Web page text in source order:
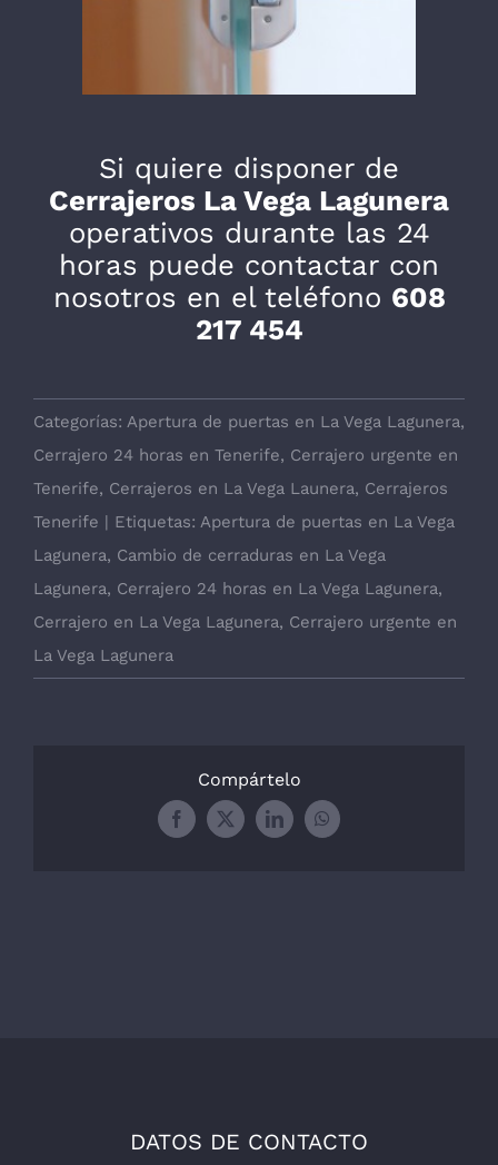
Si quiere disponer de
Cerrajeros La Vega Lagunera
operativos durante las 24
horas puede contactar con
nosotros en el teléfono 608
217 454
Categorías: Apertura de puertas en La Vega Lagunera,
Cerrajero 24 horas en Tenerife, Cerrajero urgente en
Tenerife, Cerrajeros en La Vega Launera, Cerrajeros
Tenerife | Etiquetas: Apertura de puertas en La Vega
Lagunera, Cambio de cerraduras en La Vega
Lagunera, Cerrajero 24 horas en La Vega Lagunera,
Cerrajero en La Vega Lagunera, Cerrajero urgente en
La Vega Lagunera
Compártelo
Facebook
X LinkedInWhatsApp
DATOS DE CONTACTO